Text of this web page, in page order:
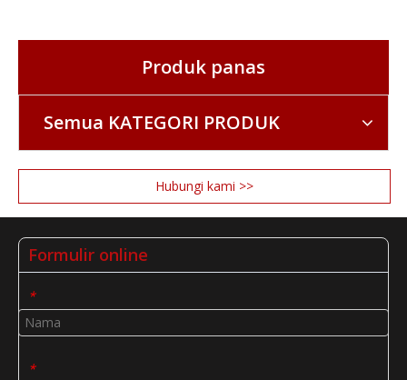
Produk panas
Semua KATEGORI PRODUK
Hubungi kami >>
Formulir online
*
*